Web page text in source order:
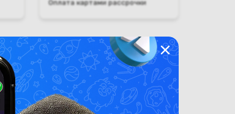
Оплата картами рассрочки